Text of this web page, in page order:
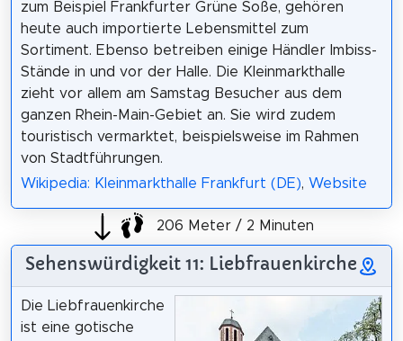
zum Beispiel Frankfurter Grüne Soße, gehören
heute auch importierte Lebensmittel zum
Sortiment. Ebenso betreiben einige Händler Imbiss-
Stände in und vor der Halle. Die Kleinmarkthalle
zieht vor allem am Samstag Besucher aus dem
ganzen Rhein-Main-Gebiet an. Sie wird zudem
touristisch vermarktet, beispielsweise im Rahmen
von Stadtführungen.
Wikipedia: Kleinmarkthalle Frankfurt (DE), Website
206 Meter / 2 Minuten
Sehenswürdigkeit 11: Liebfrauenkirche
Die Liebfrauenkirche
ist eine gotische